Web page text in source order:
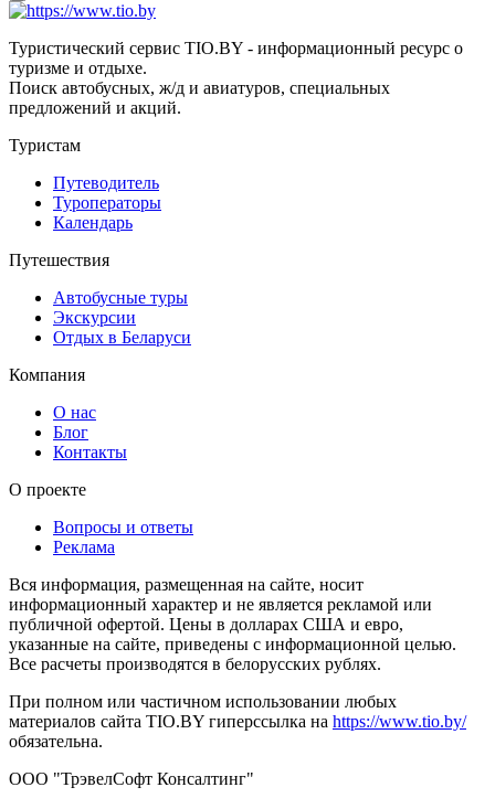
Туристический сервис TIO.BY - информационный ресурс о
туризме и отдыхе.
Поиск автобусных, ж/д и авиатуров, специальных
предложений и акций.
Туристам
Путеводитель
Туроператоры
Календарь
Путешествия
Автобусные туры
Экскурсии
Отдых в Беларуси
Компания
О нас
Блог
Контакты
О проекте
Вопросы и ответы
Реклама
Вся информация, размещенная на сайте, носит
информационный характер и не является рекламой или
публичной офертой. Цены в долларах США и евро,
указанные на сайте, приведены с информационной целью.
Все расчеты производятся в белорусских рублях.
При полном или частичном использовании любых
материалов сайта TIO.BY гиперссылка на https://www.tio.by/
обязательна.
ООО "ТрэвелСофт Консалтинг"